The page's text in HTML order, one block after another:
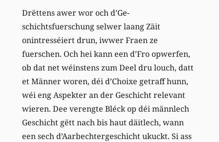
Drëttens awer wor och d’Ge-
schichtsfuerschung selwer laang Zäit
onintresséiert drun, iwwer Fraen ze
fuerschen. Och hei kann een d’Fro opwerfen,
ob dat net wéinstens zum Deel dru louch, datt
et Männer woren, déi d’Choixe getraff hunn,
wéi eng Aspekter an der Geschicht relevant
wieren. Dee verengte Bléck op déi männlech
Geschicht gëtt nach bis haut däitlech, wann
een sech d’Aarbechtergeschicht ukuckt. Si ass